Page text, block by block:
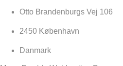
Otto Brandenburgs Vej 106
2450 København
Danmark